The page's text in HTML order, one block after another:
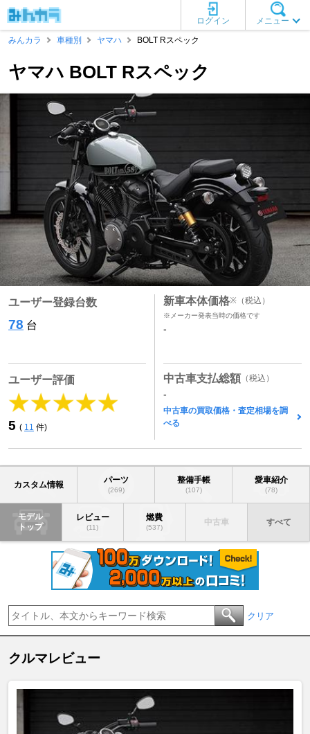
メニュー
ログイン
みんカラ
車種別 ヤマハ BOLT Rスペック
ヤマハ BOLT Rスペック
ユーザー登録台数
78 台
ユーザー評価
5 ( 11 件)
新車本体価格※ （税込）
※メーカー発表当時の価格です
-
中古車支払総額 （税込）
-
中古車の買取価格・査定相場を調
べる
カスタム情報 パーツ
(269)
整備手帳
(107)
愛車紹介
(78)
モデル
トップ
レビュー
(11)
燃費
(537)
中古車 すべて
クリア
クルマレビュー